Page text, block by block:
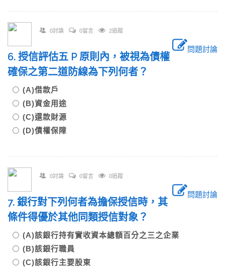
0討論 0留言 2追蹤
問題討論
6. 授信評估五 P 原則內，被視為債權
確保之第二道防線為下列何者？
(A)借款戶
(B)資金用途
(C)還款財源
(D)債權保障
0討論 0留言 0追蹤
問題討論
7. 銀行對下列何者為擔保授信時，其
條件得優於其他同類授信對象？
(A)該銀行持有實收資本總額百分之三之企業
(B)該銀行職員
(C)該銀行主要股東